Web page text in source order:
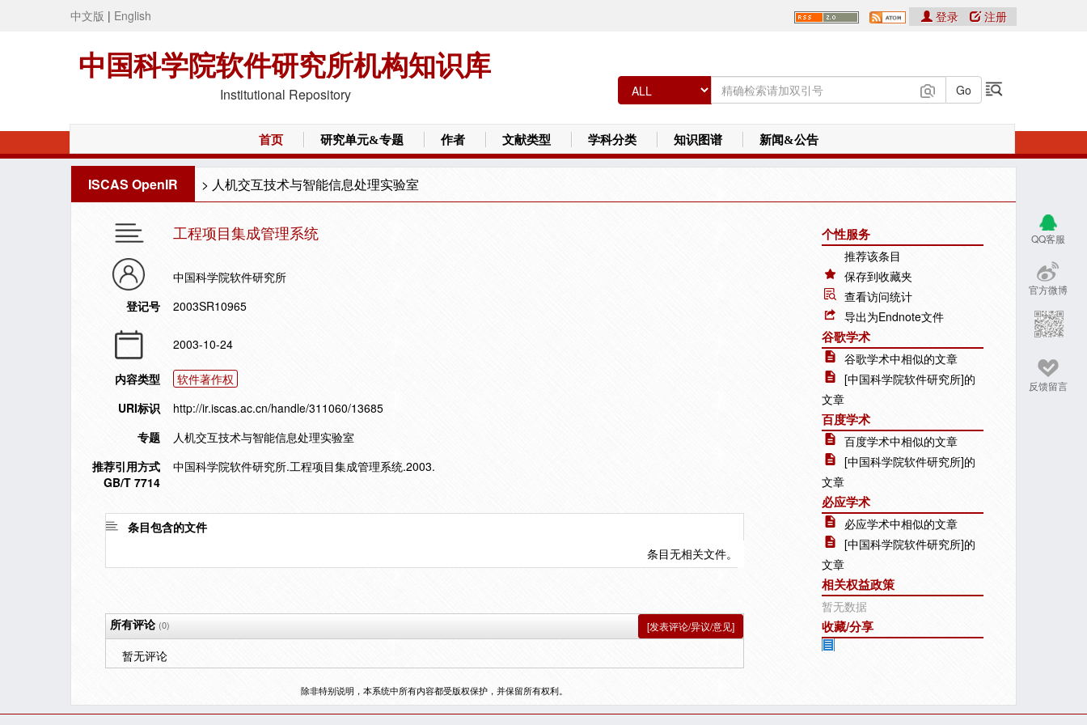
中文版 | English
中国科学院软件研究所机构知识库
Institutional Repository
登录 注册
首页 研究单元&专题 作者 文献类型 学科分类 知识图谱 新闻&公告
ISCAS OpenIR > 人机交互技术与智能信息处理实验室
QQ客服
官方微博
反馈留言
工程项目集成管理系统
中国科学院软件研究所
登记号
2003SR10965
2003-10-24
内容类型
软件著作权
URI标识
http://ir.iscas.ac.cn/handle/311060/13685
专题
人机交互技术与智能信息处理实验室
推荐引用方式
GB/T 7714
中国科学院软件研究所.工程项目集成管理系统.2003.
条目包含的文件
条目无相关文件。
个性服务
推荐该条目
保存到收藏夹
查看访问统计
导出为Endnote文件
谷歌学术
谷歌学术中相似的文章
[中国科学院软件研究所]的
文章
百度学术
百度学术中相似的文章
[中国科学院软件研究所]的
文章
必应学术
必应学术中相似的文章
[中国科学院软件研究所]的
文章
相关权益政策
暂无数据
收藏/分享
所有评论(0) [发表评论/异议/意见]
暂无评论
除非特别说明，本系统中所有内容都受版权保护，并保留所有权利。